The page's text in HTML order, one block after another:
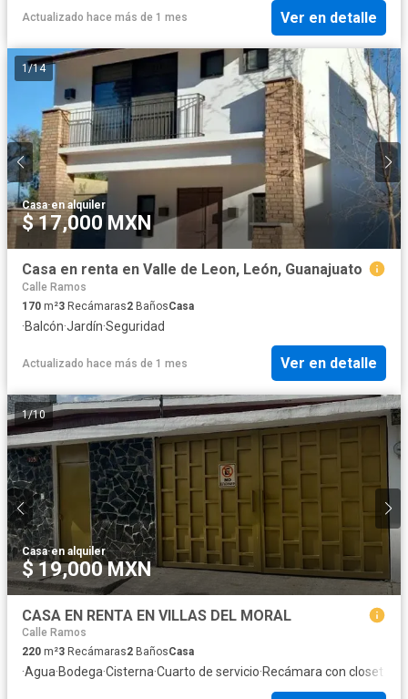
Actualizado hace más de 1 mes Ver en detalle
1/14
Casa·en alquiler
$ 17,000 MXN
Casa en renta en Valle de Leon, León, Guanajuato
Calle Ramos
170 m²3 Recámaras2 BañosCasa
·Balcón·Jardín·Seguridad
Actualizado hace más de 1 mes Ver en detalle
1/10
Casa·en alquiler
$ 19,000 MXN
CASA EN RENTA EN VILLAS DEL MORAL
Calle Ramos
220 m²3 Recámaras2 BañosCasa
·Agua·Bodega·Cisterna·Cuarto de servicio·Recámara con closet